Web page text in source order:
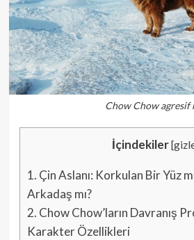
Chow Chow agresif
İçindekiler[
1. Çin Aslanı: Korkulan Bir Yüz
Arkadaş mı?
2. Chow Chow’ların Davranış
Karakter Özellikleri